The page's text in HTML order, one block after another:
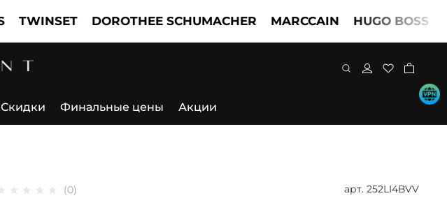
TWINSET DOROTHEE SCHUMACHER MARCCAIN HUGO BOSS
Скидки Финальные цены Акции
(0) арт. 252LI4BVV